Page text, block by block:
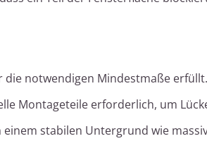
die notwendigen Mindestmaße erfüllt.
Montageteile erforderlich, um
einem stabilen Untergrund wie